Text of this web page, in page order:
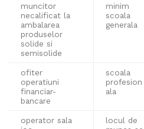
muncitor
necalificat la
ambalarea
produselor
solide si
semisolide
minim
scoala
generala
ofiter
operatiuni
financiar-
bancare
scoala
profesion
ala
operator sala
locul de